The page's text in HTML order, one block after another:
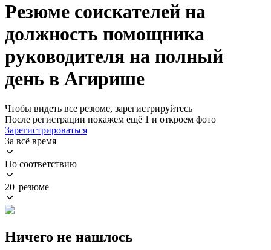
Резюме соискателей на
должность помощника
руководителя на полный
день в Агирише
Чтобы видеть все резюме, зарегистрируйтесь
После регистрации покажем ещё 1 и откроем фото
Зарегистрироваться
За всё время
По соответствию
20 резюме
Ничего не нашлось